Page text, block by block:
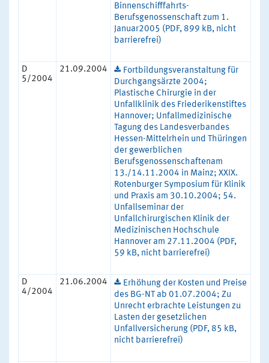
Binnenschifffahrts-
Berufsgenossenschaft zum 1.
Januar2005 (PDF, 899 kB, nicht
barrierefrei)
D
5/2004
21.09.2004
Fortbildungsveranstaltung für
Durchgangsärzte 2004;
Plastische Chirurgie in der
Unfallklinik des Friederikenstiftes
Hannover; Unfallmedizinische
Tagung des Landesverbandes
Hessen-Mittelrhein und Thüringen
der gewerblichen
Berufsgenossenschaftenam
13./14.11.2004 in Mainz; XXIX.
Rotenburger Symposium für Klinik
und Praxis am 30.10.2004; 54.
Unfallseminar der
Unfallchirurgischen Klinik der
Medizinischen Hochschule
Hannover am 27.11.2004 (PDF,
59 kB, nicht barrierefrei)
D
4/2004
21.06.2004
Erhöhung der Kosten und Preise
des BG-NT ab 01.07.2004; Zu
Unrecht erbrachte Leistungen zu
Lasten der gesetzlichen
Unfallversicherung (PDF, 85 kB,
nicht barrierefrei)